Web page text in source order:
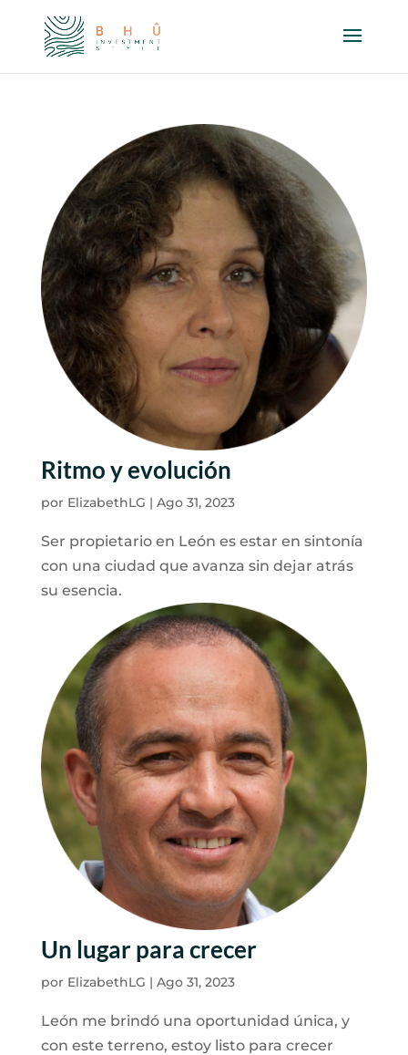
Ritmo y evolución
por ElizabethLG | Ago 31, 2023
Ser propietario en León es estar en sintonía
con una ciudad que avanza sin dejar atrás
su esencia.
Un lugar para crecer
por ElizabethLG | Ago 31, 2023
León me brindó una oportunidad única, y
con este terreno, estoy listo para crecer